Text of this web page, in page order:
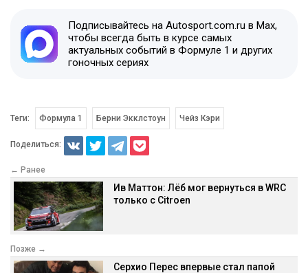
Подписывайтесь на Autosport.com.ru в Max,
чтобы всегда быть в курсе самых
актуальных событий в Формуле 1 и других
гоночных сериях
Теги: Формула 1 Берни Экклстоун Чейз Кэри
Поделиться:
← Ранее
Ив Маттон: Лёб мог вернуться в WRC
только с Citroen
Позже →
Серхио Перес впервые стал папой